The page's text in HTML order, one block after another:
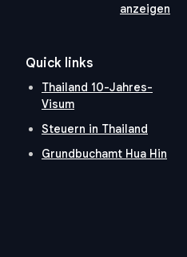
anzeigen
Quick links
Thailand 10-Jahres-
Visum
Steuern in Thailand
Grundbuchamt Hua Hin